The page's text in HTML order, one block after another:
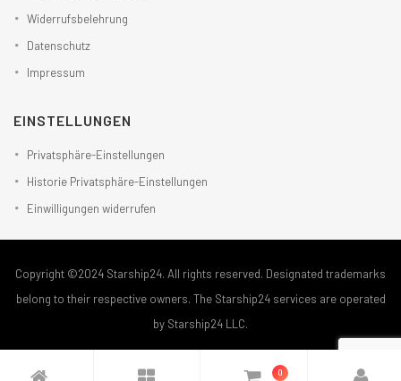
Widerrufsbelehrung
Datenschutz
Impressum
EINSTELLUNGEN
Privatsphäre-Einstellungen
Historie Privatsphäre-Einstellungen
Einwilligungen widerrufen
Copyright ©2024 Starship24. All rights reserved. Designated trademarks
belong to their respective owners. The Starship24 services are operated
by Starship24 LLC.
0